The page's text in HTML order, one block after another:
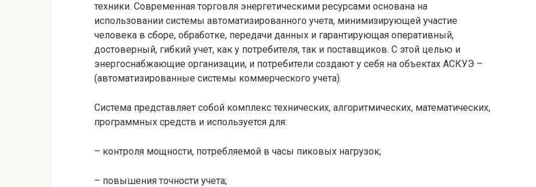
техники. Современная торговля энергетическими ресурсами основана на
использовании системы автоматизированного учета, минимизирующей участие
человека в сборе, обработке, передачи данных и гарантирующая оперативный,
достоверный, гибкий учет, как у потребителя, так и поставщиков. С этой целью и
энергоснабжающие организации, и потребители создают у себя на объектах АСКУЭ –
(автоматизированные системы коммерческого учета).
Система представляет собой комплекс технических, алгоритмических, математических,
программных средств и используется для:
– контроля мощности, потребляемой в часы пиковых нагрузок;
– повышения точности учета;